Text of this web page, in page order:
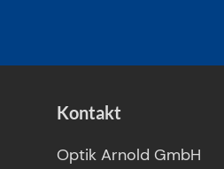
Kontakt
Optik Arnold GmbH